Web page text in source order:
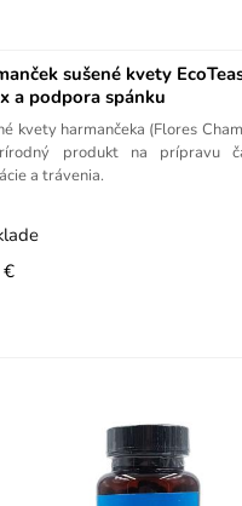
sušené kvety
a podpora spánku
kvety harmančeka (Flores
produkt na prípravu
a trávenia.
€